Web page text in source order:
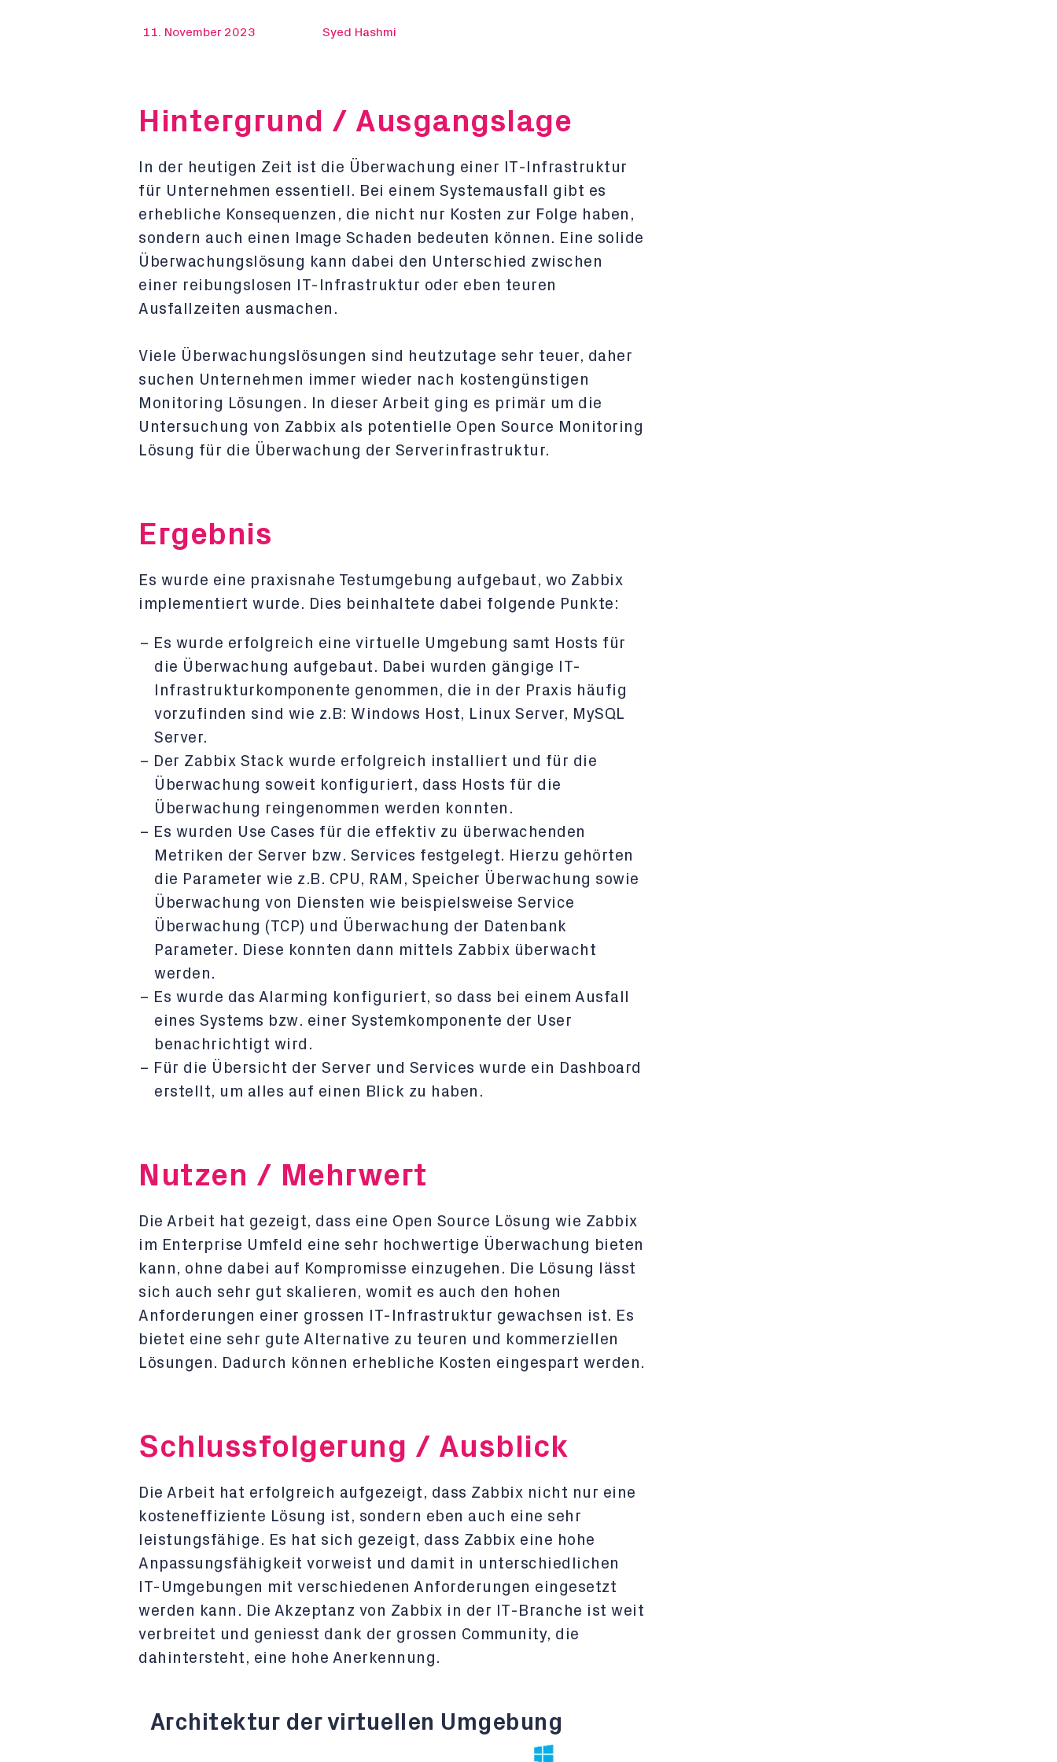
11. November 2023 Syed Hashmi
Hintergrund / Ausgangslage
In der heutigen Zeit ist die Überwachung einer IT-Infrastruktur
für Unternehmen essentiell. Bei einem Systemausfall gibt es
erhebliche Konsequenzen, die nicht nur Kosten zur Folge haben,
sondern auch einen Image Schaden bedeuten können. Eine solide
Überwachungslösung kann dabei den Unterschied zwischen
einer reibungslosen IT-Infrastruktur oder eben teuren
Ausfallzeiten ausmachen.
Viele Überwachungslösungen sind heutzutage sehr teuer, daher
suchen Unternehmen immer wieder nach kostengünstigen
Monitoring Lösungen. In dieser Arbeit ging es primär um die
Untersuchung von Zabbix als potentielle Open Source Monitoring
Lösung für die Überwachung der Serverinfrastruktur.
Ergebnis
Es wurde eine praxisnahe Testumgebung aufgebaut, wo Zabbix
implementiert wurde. Dies beinhaltete dabei folgende Punkte:
Es wurde erfolgreich eine virtuelle Umgebung samt Hosts für
die Überwachung aufgebaut. Dabei wurden gängige IT-
Infrastrukturkomponente genommen, die in der Praxis häufig
vorzufinden sind wie z.B: Windows Host, Linux Server, MySQL
Server.
Der Zabbix Stack wurde erfolgreich installiert und für die
Überwachung soweit konfiguriert, dass Hosts für die
Überwachung reingenommen werden konnten.
Es wurden Use Cases für die effektiv zu überwachenden
Metriken der Server bzw. Services festgelegt. Hierzu gehörten
die Parameter wie z.B. CPU, RAM, Speicher Überwachung sowie
Überwachung von Diensten wie beispielsweise Service
Überwachung (TCP) und Überwachung der Datenbank
Parameter. Diese konnten dann mittels Zabbix überwacht
werden.
Es wurde das Alarming konfiguriert, so dass bei einem Ausfall
eines Systems bzw. einer Systemkomponente der User
benachrichtigt wird.
Für die Übersicht der Server und Services wurde ein Dashboard
erstellt, um alles auf einen Blick zu haben.
Nutzen / Mehrwert
Die Arbeit hat gezeigt, dass eine Open Source Lösung wie Zabbix
im Enterprise Umfeld eine sehr hochwertige Überwachung bieten
kann, ohne dabei auf Kompromisse einzugehen. Die Lösung lässt
sich auch sehr gut skalieren, womit es auch den hohen
Anforderungen einer grossen IT-Infrastruktur gewachsen ist. Es
bietet eine sehr gute Alternative zu teuren und kommerziellen
Lösungen. Dadurch können erhebliche Kosten eingespart werden.
Schlussfolgerung / Ausblick
Die Arbeit hat erfolgreich aufgezeigt, dass Zabbix nicht nur eine
kosteneffiziente Lösung ist, sondern eben auch eine sehr
leistungsfähige. Es hat sich gezeigt, dass Zabbix eine hohe
Anpassungsfähigkeit vorweist und damit in unterschiedlichen
IT-Umgebungen mit verschiedenen Anforderungen eingesetzt
werden kann. Die Akzeptanz von Zabbix in der IT-Branche ist weit
verbreitet und geniesst dank der grossen Community, die
dahintersteht, eine hohe Anerkennung.
Architektur der virtuellen Umgebung